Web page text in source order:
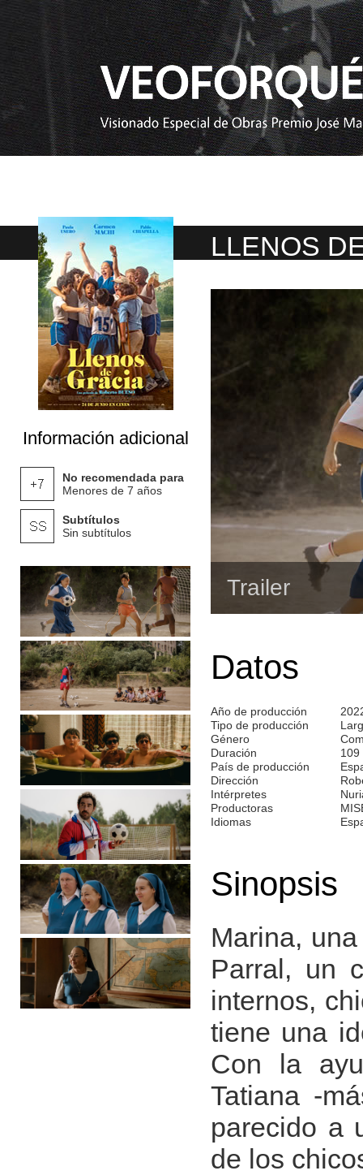
Información adicional
No recomendada para
Menores de 7 años
Subtítulos
Sin subtítulos
LLENOS
Trailer
Datos
Año de producción
Tipo de producción
Género
Duración
109
País de producción
Dirección
Intérpretes
Productoras
Idiomas
Sinopsis
Marina,
Parral, un
internos,
tiene una
Con la
Tatiana -
parecido a
de los